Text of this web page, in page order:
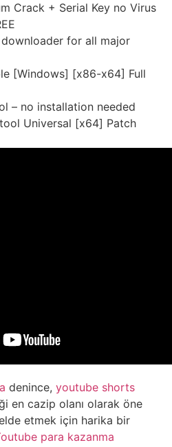
Crack + Serial Key no Virus
for all major
[Windows] [x86-x64] Full
– no installation needed
Universal [x64] Patch
denince,youtube shorts
en cazip olanı olarak öne
etmek için harika bir
para kazanma